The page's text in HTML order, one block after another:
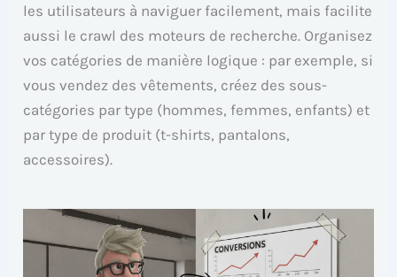
les utilisateurs à naviguer facilement, mais facilite
aussi le crawl des moteurs de recherche. Organisez
vos catégories de manière logique : par exemple, si
vous vendez des vêtements, créez des sous-
catégories par type (hommes, femmes, enfants) et
par type de produit (t-shirts, pantalons,
accessoires).